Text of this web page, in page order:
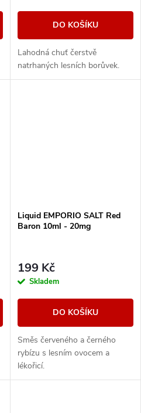
DO KOŠÍKU
Lahodná chuť čerstvě
natrhaných lesních borůvek.
Liquid EMPORIO SALT Red
Baron 10ml - 20mg
199 Kč
Skladem
DO KOŠÍKU
Směs červeného a černého
rybízu s lesním ovocem a
lékořicí.